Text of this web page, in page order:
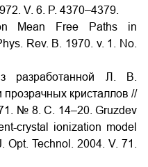
V. 6. P. 4370–4379.
Mean Free Paths in
Rev. B. 1970. v. 1. No.
разработанной Л. В.
кристаллов //
№ 8. С. 14–20. Gruzdev
crystal ionization model
Technol. 2004. V. 71.